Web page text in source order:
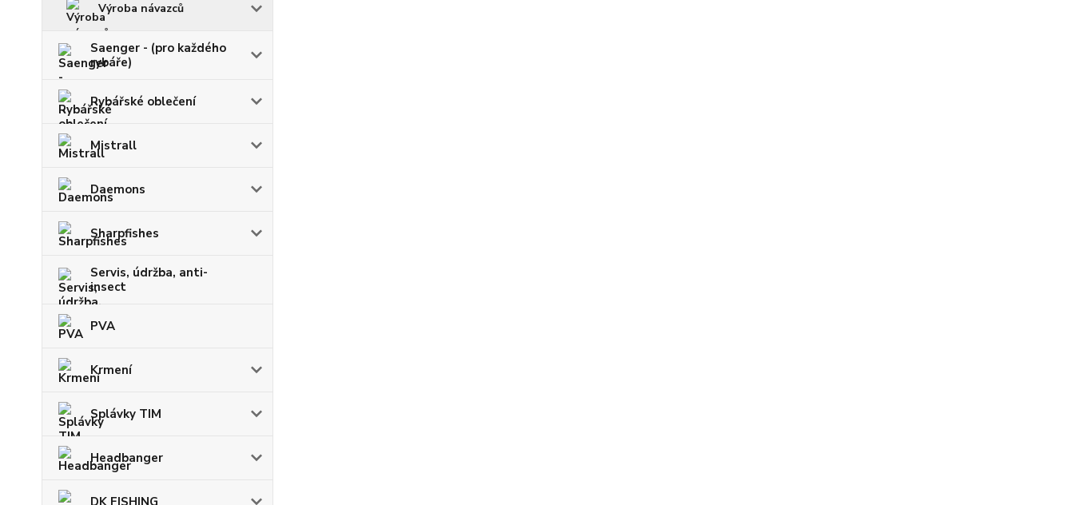
Výroba návazců
Saenger - (pro každého
rybáře)
Rybářské oblečení
Mistrall
Daemons
Sharpfishes
Servis, údržba, anti-
insect
PVA
Krmení
Splávky TIM
Headbanger